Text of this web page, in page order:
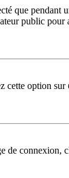
que pendant
public
cette option sur
de connexion,